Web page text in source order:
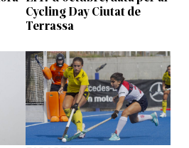
Cycling Day Ciutat de
Terrassa